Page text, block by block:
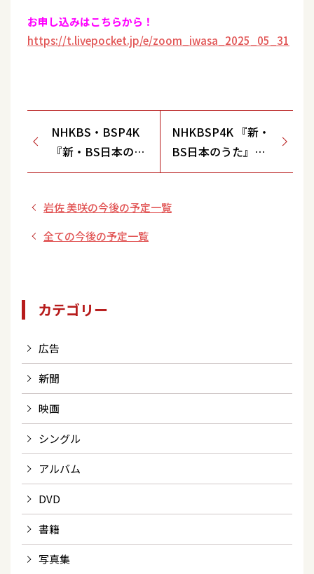
お申し込みはこちらから！
https://t.livepocket.jp/e/zoom_iwasa_2025_05_31
NHKBS・BSP4K
『新・BS日本のう
た』
NHKBSP4K 『新・
BS日本のうた』再
放送
岩佐 美咲の今後の予定一覧
全ての今後の予定一覧
カテゴリー
広告
新聞
映画
シングル
アルバム
DVD
書籍
写真集